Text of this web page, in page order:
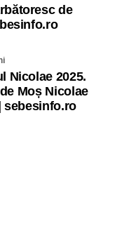
de
Nicolae 2025.
Moș Nicolae
sebesinfo.ro